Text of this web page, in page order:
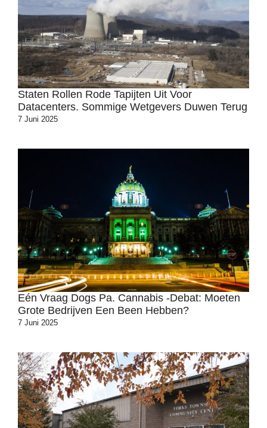
Staten Rollen Rode Tapijten Uit Voor
Datacenters. Sommige Wetgevers Duwen Terug
7 Juni 2025
Eén Vraag Dogs Pa. Cannabis -debat: Moeten
Grote Bedrijven Een Been Hebben?
7 Juni 2025